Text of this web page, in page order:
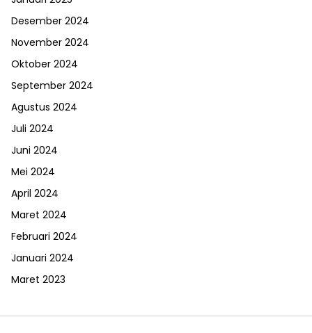
Desember 2024
November 2024
Oktober 2024
September 2024
Agustus 2024
Juli 2024
Juni 2024
Mei 2024
April 2024
Maret 2024
Februari 2024
Januari 2024
Maret 2023